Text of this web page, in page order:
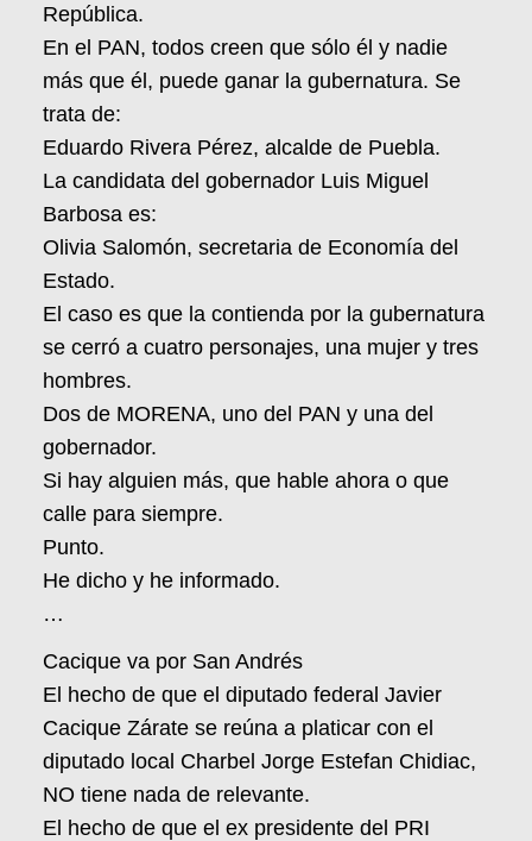
República.
En el PAN, todos creen que sólo él y nadie
más que él, puede ganar la gubernatura. Se
trata de:
Eduardo Rivera Pérez, alcalde de Puebla.
La candidata del gobernador Luis Miguel
Barbosa es:
Olivia Salomón, secretaria de Economía del
Estado.
El caso es que la contienda por la gubernatura
se cerró a cuatro personajes, una mujer y tres
hombres.
Dos de MORENA, uno del PAN y una del
gobernador.
Si hay alguien más, que hable ahora o que
calle para siempre.
Punto.
He dicho y he informado.
…
Cacique va por San Andrés
El hecho de que el diputado federal Javier
Cacique Zárate se reúna a platicar con el
diputado local Charbel Jorge Estefan Chidiac,
NO tiene nada de relevante.
El hecho de que el ex presidente del PRI